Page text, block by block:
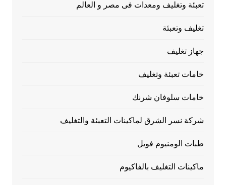
تعبئة وتغليف ومعدات فى مصر و العالم
تغليف وتعبئة
جهاز تغليف
خامات تعبئة وتغليف
خامات سلوفان شرنك
شركة نسر الشرق لماكينات التعبئة والتغليف
طبات الومنيوم فويل
ماكينات التغليف بالفاكيوم